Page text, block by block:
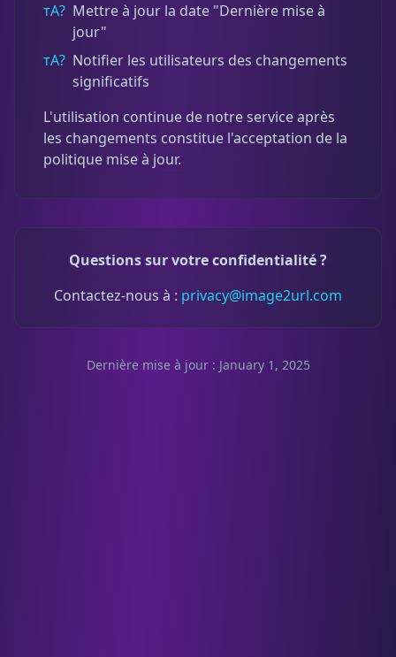
тА? Mettre à jour la date "Dernière mise à
jour"
тА? Notifier les utilisateurs des changements
significatifs
L'utilisation continue de notre service après
les changements constitue l'acceptation de la
politique mise à jour.
Questions sur votre confidentialité ?
Contactez-nous à : privacy@image2url.com
Dernière mise à jour : January 1, 2025